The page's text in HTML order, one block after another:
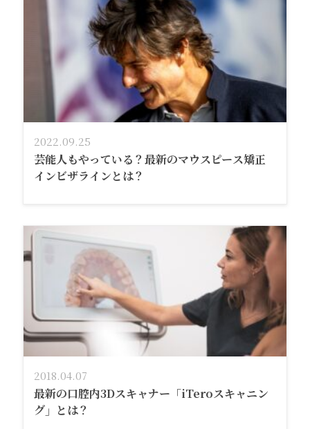
2022.09.25
芸能人もやっている？最新のマウスピース矯正
インビザラインとは？
2018.04.07
最新の口腔内3Dスキャナー「iTeroスキャニン
グ」とは？